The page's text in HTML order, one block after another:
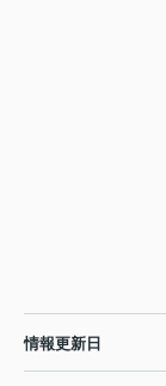
情報更新日